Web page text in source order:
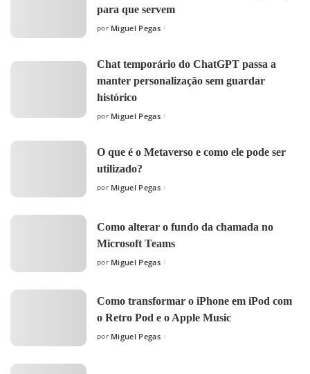
para que servem
Posted
por Miguel Pegas
Chat temporário do ChatGPT passa a
manter personalização sem guardar
histórico
Posted
por Miguel Pegas
O que é o Metaverso e como ele pode ser
utilizado?
Posted
por Miguel Pegas
Como alterar o fundo da chamada no
Microsoft Teams
Posted
por Miguel Pegas
Como transformar o iPhone em iPod com
o Retro Pod e o Apple Music
Posted
por Miguel Pegas